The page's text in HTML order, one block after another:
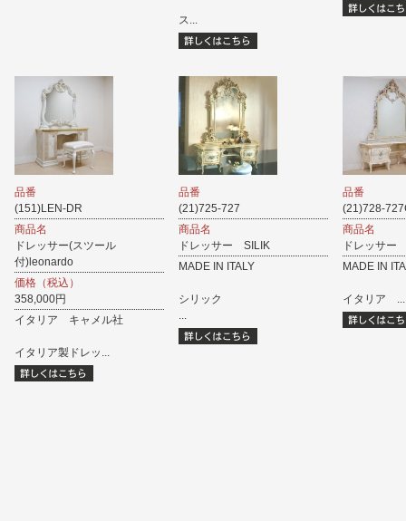
ス...
品番
(151)LEN-DR
商品名
ドレッサー(スツール
付)leonardo
価格（税込）
358,000円
イタリア キャメル社
イタリア製ドレッ...
品番
(21)725-727
商品名
ドレッサー SILIK
MADE IN ITALY
シリック
...
品番
(21)728-
商品名
ドレッサー
MADE IN
イタリア ...